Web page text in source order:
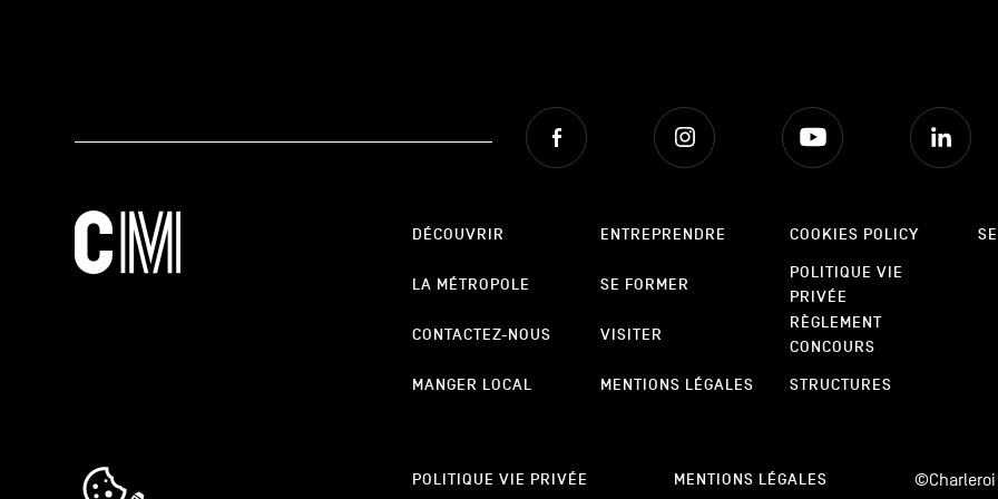
Facebook Instagram
DÉCOUVRIR
LA MÉTROPOLE
CONTACTEZ-NOUS
MANGER LOCAL
ENTREPRENDRE
SE FORMER
VISITER
MENTIONS LÉGALES
COOKIES POLICY
POLITIQUE VIE
PRIVÉE
RÈGLEMENT
CONCOURS
STRUCTURES
cookie_notice_link
POLITIQUE VIE PRIVÉE MENTIONS LÉGALES